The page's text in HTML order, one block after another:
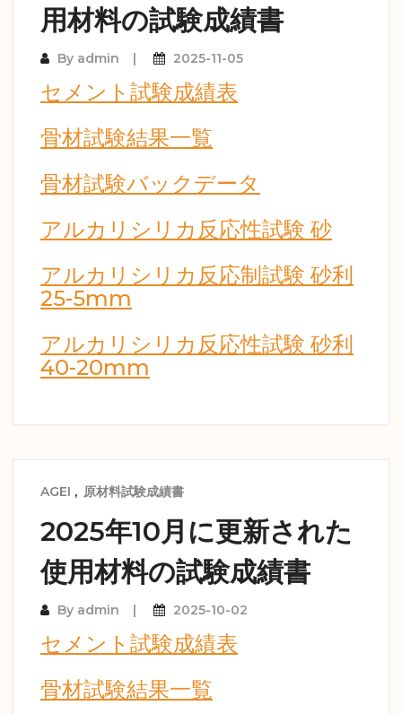
用材料の試験成績書
By admin 2025-11-05
セメント試験成績表
骨材試験結果一覧
骨材試験バックデータ
アルカリシリカ反応性試験 砂
アルカリシリカ反応制試験 砂利
25-5mm
アルカリシリカ反応性試験 砂利
40-20mm
AGEI , 原材料試験成績書
2025年10月に更新された
使用材料の試験成績書
By admin 2025-10-02
セメント試験成績表
骨材試験結果一覧